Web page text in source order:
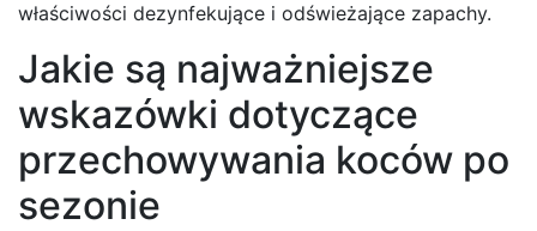
właściwości dezynfekujące i odświeżające zapachy.
Jakie są najważniejsze
wskazówki dotyczące
przechowywania koców po
sezonie